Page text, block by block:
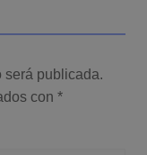
será publicada.
con *